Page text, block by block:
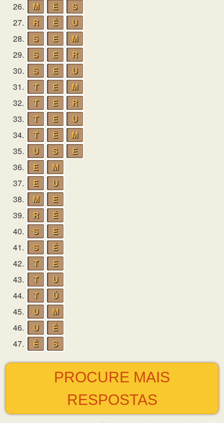
26.
M Ê
S
27.
R É
U
28.
S E
M
29.
S E
R
30.
S E
U
31.
T E
M
32.
T E
R
33.
T E
U
34.
T Ê
M
35.
U S
E
36.
E
M
37.
E
U
38.
M
E
39.
R
É
40.
S
E
41.
S
É
42.
T
E
43.
T
U
44.
T
Ú
45.
U
M
46.
U
É
47.
É S
PROCURE MAIS
RESPOSTAS